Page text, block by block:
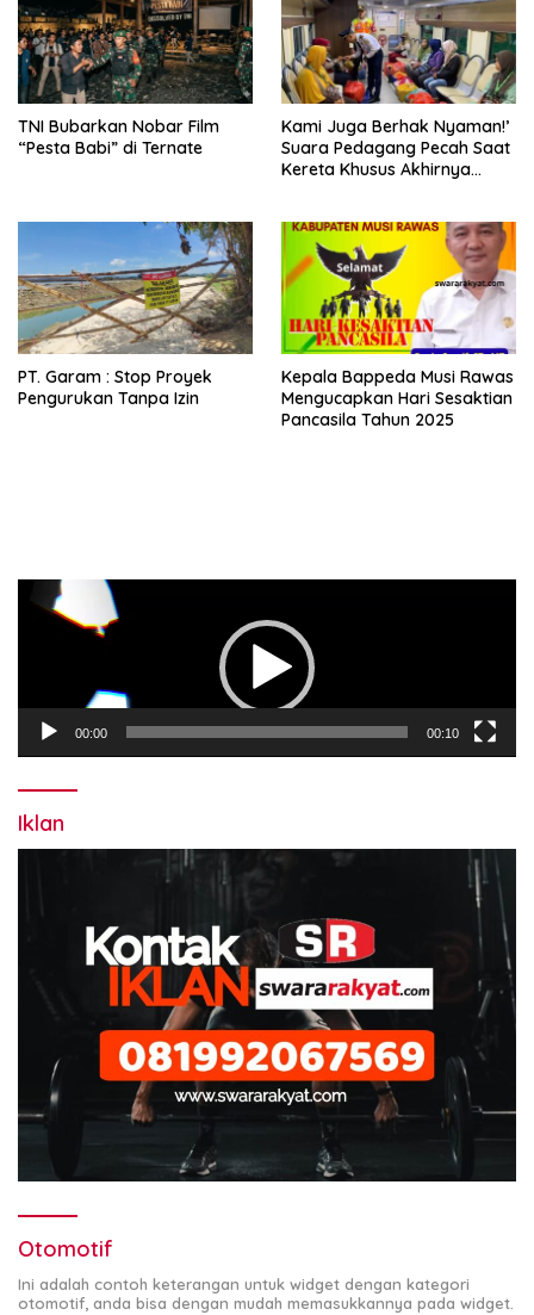
TNI Bubarkan Nobar Film
“Pesta Babi” di Ternate
Kami Juga Berhak Nyaman!’
Suara Pedagang Pecah Saat
Kereta Khusus Akhirnya
PT. Garam : Stop Proyek
Pengurukan Tanpa Izin
Kepala Bappeda Musi Rawas
Mengucapkan Hari Sesaktian
Pancasila Tahun 2025
Pemutar
Video
00:00 00:10
Iklan
Otomotif
Ini adalah contoh keterangan untuk widget dengan kategori
otomotif, anda bisa dengan mudah memasukkannya pada widget.